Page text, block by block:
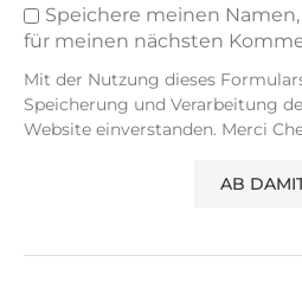
Speichere meinen
für meinen nächsten
Mit der Nutzung dieses
Speicherung und Verarbeitung
Website einverstanden. Merci